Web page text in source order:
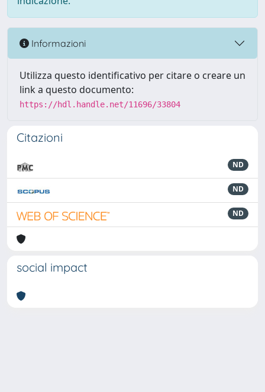
Informazioni
Utilizza questo identificativo per citare o creare un
link a questo documento:
https://hdl.handle.net/11696/33804
Citazioni
ND
ND
ND
social impact